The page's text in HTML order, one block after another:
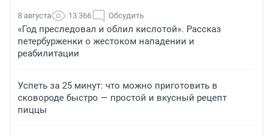
8 августа 13 366 Обсудить
«Год преследовал и облил кислотой». Рассказ
петербурженки о жестоком нападении и
реабилитации
Успеть за 25 минут: что можно приготовить в
сковороде быстро — простой и вкусный рецепт
пиццы